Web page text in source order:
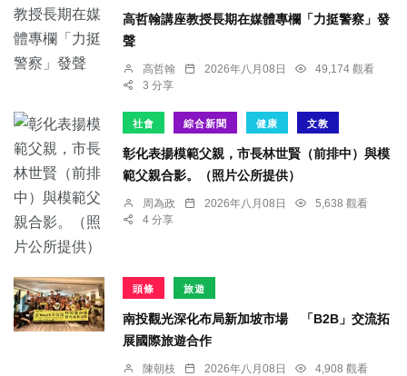
高哲翰講座教授長期在媒體專欄「力挺警察」發
聲
高哲翰 2026年八月08日
49,174 觀看
3 分享
社會 綜合新聞 健康 文教
彰化表揚模範父親，市長林世賢（前排中）與模
範父親合影。（照片公所提供）
周為政 2026年八月08日
5,638 觀看
4 分享
頭條 旅遊
南投觀光深化布局新加坡市場 「B2B」交流拓
展國際旅遊合作
陳朝枝 2026年八月08日
4,908 觀看